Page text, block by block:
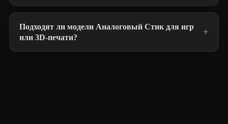
Подходят ли модели Аналоговый Стик для игр
или 3D-печати?